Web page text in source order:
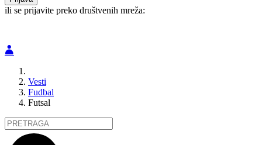
ili se prijavite preko društvenih mreža:
Vesti
Fudbal
Futsal